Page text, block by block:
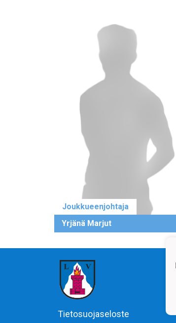
Joukkueenjohtaja
Yrjänä Marjut
Tietosuojaseloste